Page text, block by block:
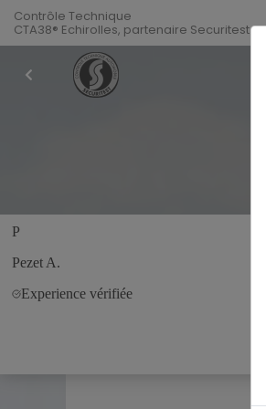
Contrôle Technique
CTA38® Echirolles, partenaire Securitest